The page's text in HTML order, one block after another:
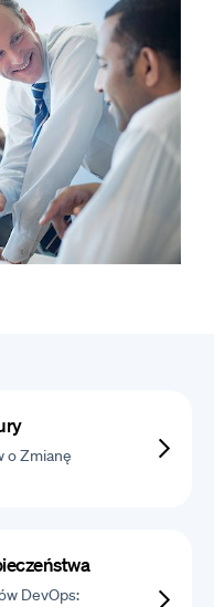
o Zmianę
DevOps: